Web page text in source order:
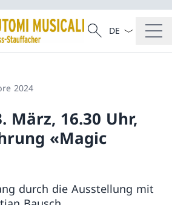
Cercare
Ricerca
Dal menu a
2024
März, 16.30 Uhr,
«Magic
durch die Ausstellung mit